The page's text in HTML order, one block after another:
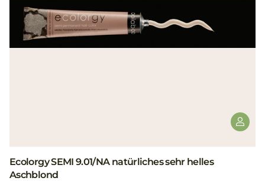
Ecolorgy SEMI 9.01/NA natürliches sehr helles
Aschblond